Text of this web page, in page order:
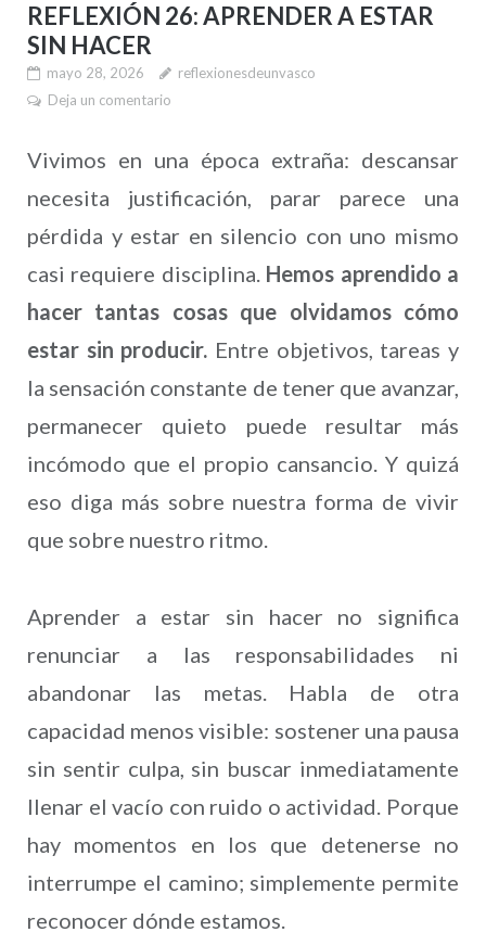
REFLEXIÓN 26: APRENDER A ESTAR
SIN HACER
mayo 28, 2026
reflexionesdeunvasco
Deja un comentario
Vivimos en una época extraña: descansar
necesita justificación, parar parece una
pérdida y estar en silencio con uno mismo
casi requiere disciplina. Hemos aprendido a
hacer tantas cosas que olvidamos cómo
estar sin producir. Entre objetivos, tareas y
la sensación constante de tener que avanzar,
permanecer quieto puede resultar más
incómodo que el propio cansancio. Y quizá
eso diga más sobre nuestra forma de vivir
que sobre nuestro ritmo.
Aprender a estar sin hacer no significa
renunciar a las responsabilidades ni
abandonar las metas. Habla de otra
capacidad menos visible: sostener una pausa
sin sentir culpa, sin buscar inmediatamente
llenar el vacío con ruido o actividad. Porque
hay momentos en los que detenerse no
interrumpe el camino; simplemente permite
reconocer dónde estamos.